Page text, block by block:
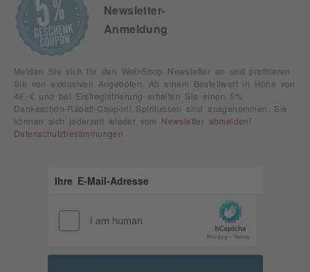
Newsletter-
Anmeldung
Melden Sie sich für den WeinShop Newsletter an und profitieren
Sie von exklusiven Angeboten. Ab einem Bestellwert in Höhe von
49,-€ und bei Erstregistrierung erhalten Sie einen 5%
Dankeschön-Rabatt-Coupon! Spirituosen sind ausgenommen. Sie
können sich jederzeit wieder vom Newsletter abmelden !
Datenschutzbestimmungen